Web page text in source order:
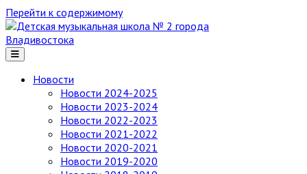
Перейти к содержимому
Детская
музыкальная
школа
города
Владивостока
Новости
Новости 2024-2025
Новости 2023-2024
Новости 2022-2023
Новости 2021-2022
Новости 2020-2021
Новости 2019-2020